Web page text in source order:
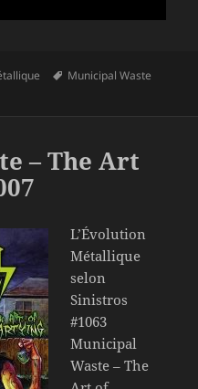
Mots-
Municipal Waste
– The Art
L’Évolution
Métallique
selon
Sinistros
#1063
Municipal
Waste – The